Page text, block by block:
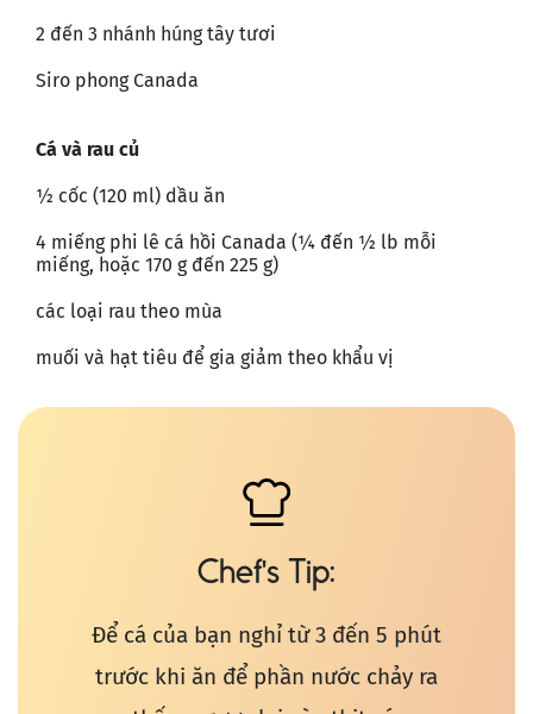
2 đến 3 nhánh húng tây tươi
Siro phong Canada
Cá và rau củ
½ cốc (120 ml) dầu ăn
4 miếng phi lê cá hồi Canada (¼ đến ½ lb mỗi
miếng, hoặc 170 g đến 225 g)
các loại rau theo mùa
muối và hạt tiêu để gia giảm theo khẩu vị
Chef's Tip
Để cá của bạn nghỉ từ 3 đến 5 phút
trước khi ăn để phần nước chảy ra